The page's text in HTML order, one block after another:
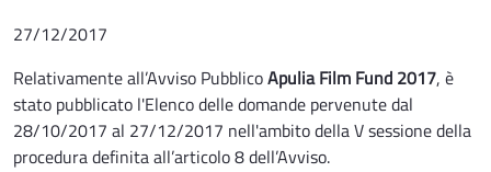
27/12/2017
Relativamente all’Avviso PubblicoApulia Film Fund 2017, è
stato pubblicato l'Elenco delle domande pervenute dal
28/10/2017 al 27/12/2017 nell'ambito della V sessione della
procedura definita all’articolo 8 dell’Avviso.